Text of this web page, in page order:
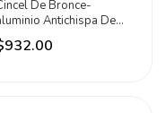
De Bronce-
Antichispa De
3/4x8 Marca Urrea